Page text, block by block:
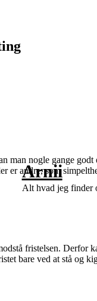
Arnii
Alt hvad jeg finder
man nogle gange
er andre, som
fristelsen. Derfor
bare ved at stå og